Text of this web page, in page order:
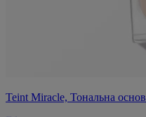
Teint Miracle, Тональна